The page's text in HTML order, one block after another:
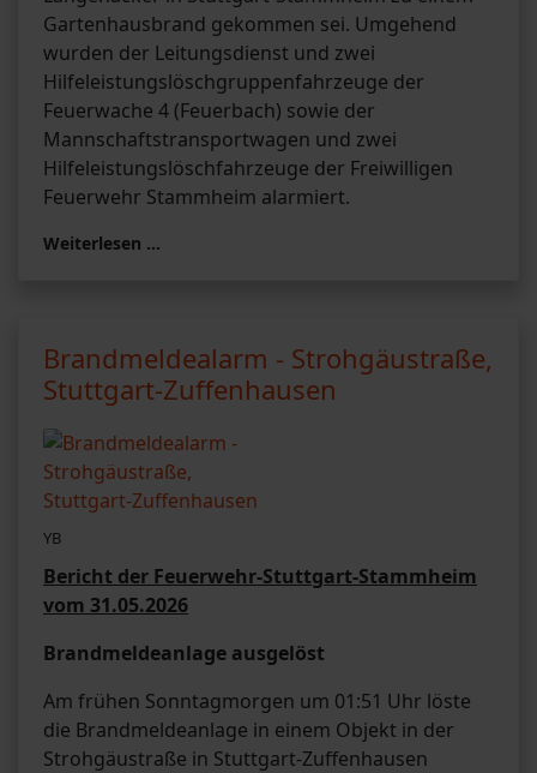
Gartenhausbrand gekommen sei. Umgehend
wurden der Leitungsdienst und zwei
Hilfeleistungslöschgruppenfahrzeuge der
Feuerwache 4 (Feuerbach) sowie der
Mannschaftstransportwagen und zwei
Hilfeleistungslöschfahrzeuge der Freiwilligen
Feuerwehr Stammheim alarmiert.
Weiterlesen …
Brandmeldealarm - Strohgäustraße,
Stuttgart-Zuffenhausen
YB
Bericht der Feuerwehr-Stuttgart-Stammheim
vom 31.05.2026
Brandmeldeanlage ausgelöst
Am frühen Sonntagmorgen um 01:51 Uhr löste
die Brandmeldeanlage in einem Objekt in der
Strohgäustraße in Stuttgart-Zuffenhausen